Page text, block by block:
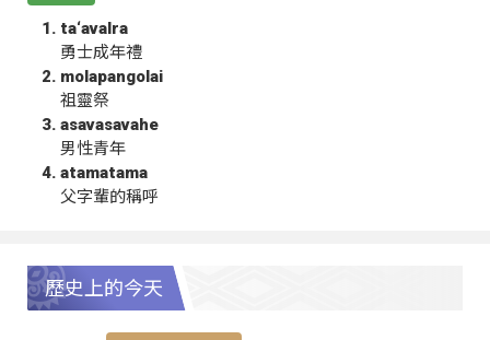
ta‘avalra
勇士成年禮
molapangolai
祖靈祭
asavasavahe
男性青年
atamatama
父字輩的稱呼
歷史上的今天